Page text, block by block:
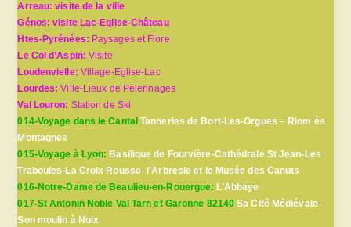
Arreau: visite de la ville
Génos: visite Lac-Eglise-Château
Htes-Pyrénées: Paysages et Flore
Le Col d’Aspin:Visite
Loudenvielle: Village-Eglise-Lac
Lourdes:Ville-Lieux de Pèlerinages
Val Louron: Station de Ski
014-Voyage dans le Cantal Tanneries de Bort-Les-Orgues – Riom ès
Montagnes
015-Voyage à Lyon: Basilique de Fourvière-Cathédrale St Jean-Les
Traboules-La Croix Rousse- l’Arbresle et le Musée des Canuts
016-Notre-Dame de Beaulieu-en-Rouergue: L’Abbaye
017-St Antonin Noble Val Tarn et Garonne 82140 Sa Cité Médiévale-
Son moulin à Noix